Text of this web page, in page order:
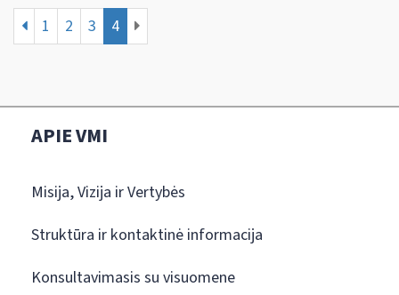
1 2 3 4
APIE VMI
Misija, Vizija ir Vertybės
Struktūra ir kontaktinė informacija
Konsultavimasis su visuomene